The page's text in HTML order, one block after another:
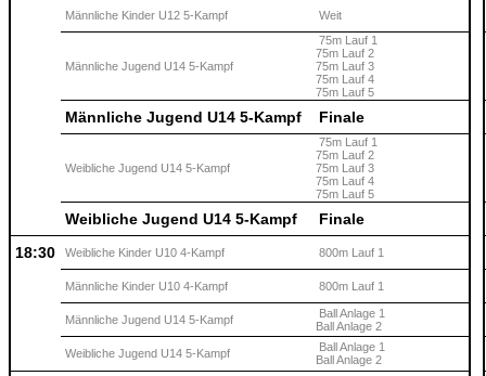
Männliche Kinder U12 5-Kampf Weit
Männliche Jugend U14 5-Kampf
75m Lauf 1
75m Lauf 2
75m Lauf 3
75m Lauf 4
75m Lauf 5
Männliche Jugend U14 5-Kampf Finale
Weibliche Jugend U14 5-Kampf
75m Lauf 1
75m Lauf 2
75m Lauf 3
75m Lauf 4
75m Lauf 5
Weibliche Jugend U14 5-Kampf
Finale
18:30
Weibliche Kinder U10 4-Kampf 800m Lauf 1
Männliche Kinder U10 4-Kampf 800m Lauf 1
Männliche Jugend U14 5-Kampf
Ball Anlage 1
Ball Anlage 2
Weibliche Jugend U14 5-Kampf
Ball Anlage 1
Ball Anlage 2